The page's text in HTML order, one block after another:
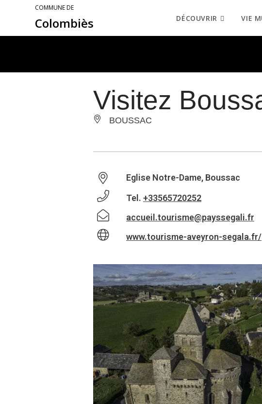
COMMUNE DE
Colombiès DÉCOUVRIR VIE
Visitez
BOUSSAC
Eglise Notre-Dame, Boussac
Tel. +33565720252
accueil.tourisme@payssegali.fr
www.tourisme-aveyron-segala.fr/